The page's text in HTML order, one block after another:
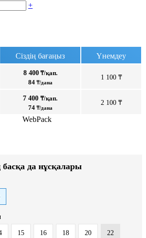
+
Сіздің бағаңыз Үнемдеу
8 400₸/қап.
84 ₸/дана
1 100 ₸
7 400 ₸/қап.
74 ₸/дана
2 100 ₸
WebPack
да нұсқалары
15 16 18 20 22